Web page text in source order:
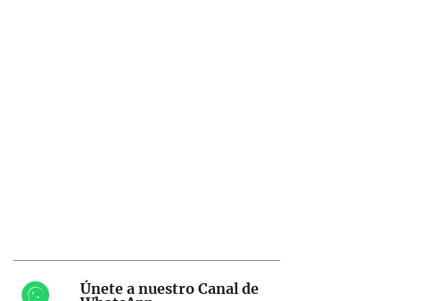
Únete a nuestro Canal de